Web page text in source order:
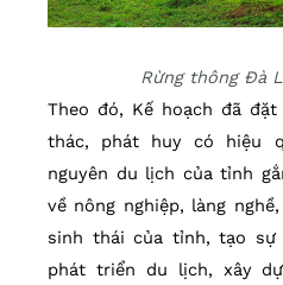
Rừng thông Đà
Theo đó, Kế hoạch đã
thác, phát huy có hiệu
nguyên du lịch của tỉnh
về nông nghiệp, làng
sinh thái của tỉnh, tạo sự
phát triển du lịch, xây